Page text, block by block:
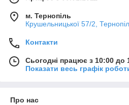
м. Тернопіль
Крушельницької 57/2,
Контакти
Сьогодні працює з 10:00 до
Показати весь графік
Про нас